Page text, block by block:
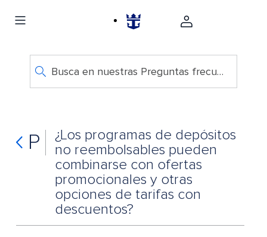
Busca en nuestras Preguntas frecuentes
P
¿Los programas de depósitos
no reembolsables pueden
combinarse con ofertas
promocionales y otras
opciones de tarifas con
descuentos?